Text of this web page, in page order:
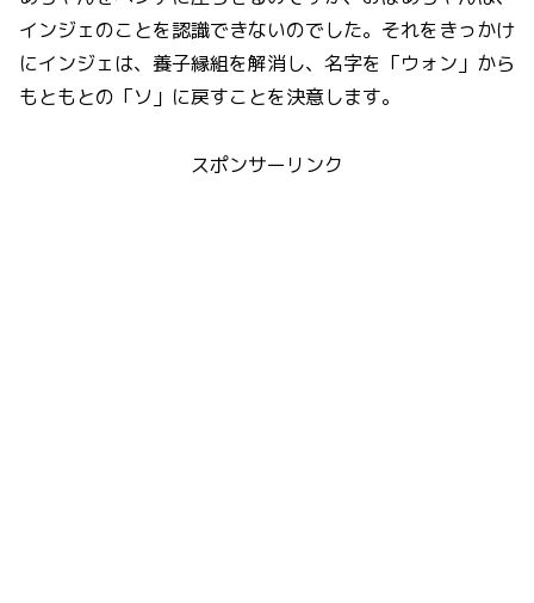
インジェのことを認識できないのでした。それをきっかけ
にインジェは、養子縁組を解消し、名字を「ウォン」から
もともとの「ソ」に戻すことを決意します。
スポンサーリンク